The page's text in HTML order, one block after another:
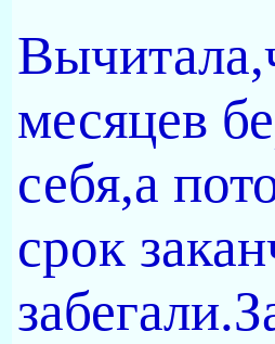
месяцев
себя,а
срок